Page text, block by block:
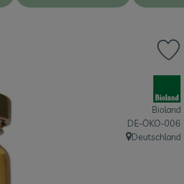
Bioland
, Kontrollstelle:
DE-ÖKO-006
, Herkunft:
Deutschland